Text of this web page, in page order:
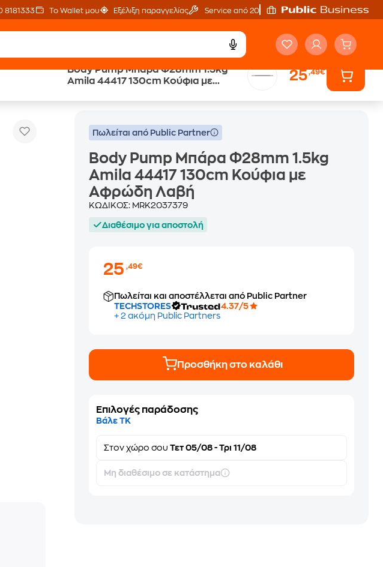
8181333 Το Wallet μου Εξέλιξη παραγγελίας Service από 20'
Body Pump Μπάρα Φ28mm 1.5kg
Amila 44417 130cm Κούφια με
25,49€
Amila 44417 130cm Κούφια με Αφρώδη Λαβή
Πωλείται από Public Partner
Body Pump Μπάρα Φ28mm 1.5kg
Amila 44417 130cm Κούφια με
Αφρώδη Λαβή
ΚΩΔΙΚΟΣ: MRK2037379
Διαθέσιμο για αποστολή
25,49€
Πωλείται και αποστέλλεται από Public Partner
TECHSTORES
4.37/5
+ 2 ακόμη Public Partners
Προσθήκη στο καλάθι
Επιλογές παράδοσης
Βάλε ΤΚ
Στονχώρο σου Τετ 05/08 - Τρι 11/08
Μη διαθέσιμο σε κατάστημα